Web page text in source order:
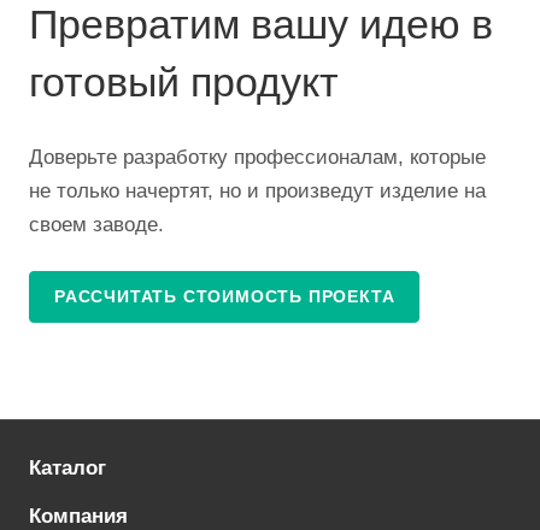
Превратим вашу идею в
готовый продукт
Доверьте разработку профессионалам, которые
не только начертят, но и произведут изделие на
своем заводе.
РАССЧИТАТЬ СТОИМОСТЬ ПРОЕКТА
Каталог
Компания